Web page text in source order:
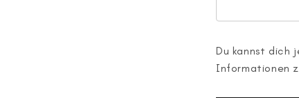
Du kannst dich
Informationen